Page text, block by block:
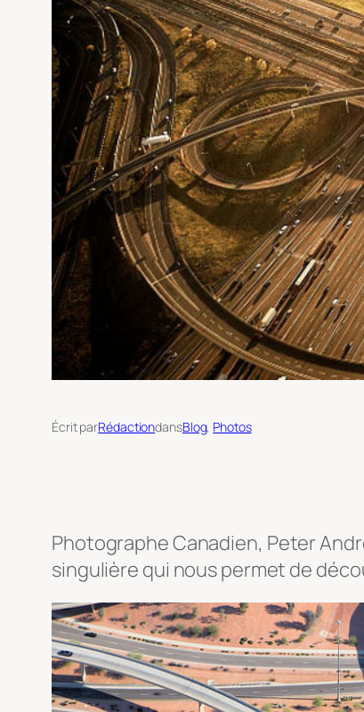
Écrit parRédactiondansBlog, Photos
Photographe Canadien, Peter
singulière qui nous permet de